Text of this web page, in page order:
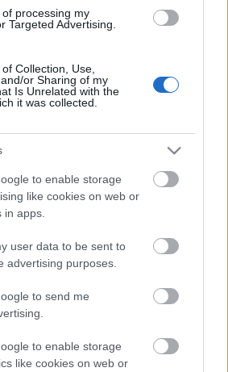
processing my
Targeted Advertising.
Collection, Use,
or Sharing of my
Is Unrelated with the
it was collected.
to enable storage
like cookies on web or
apps.
user data to be sent to
advertising purposes.
to send me
to enable storage
like cookies on web or
amely olykor túltesz a
A Ferrari nemrég megosztott
videót a közösségi…
Alpine lendülete és a
a japán verseny óta először
sprintfutam nélküli
a sport talán
pályája: Monaco, Monte‑Carlo.
kevés előzési lehetőség és
miatt a monacói hétvége